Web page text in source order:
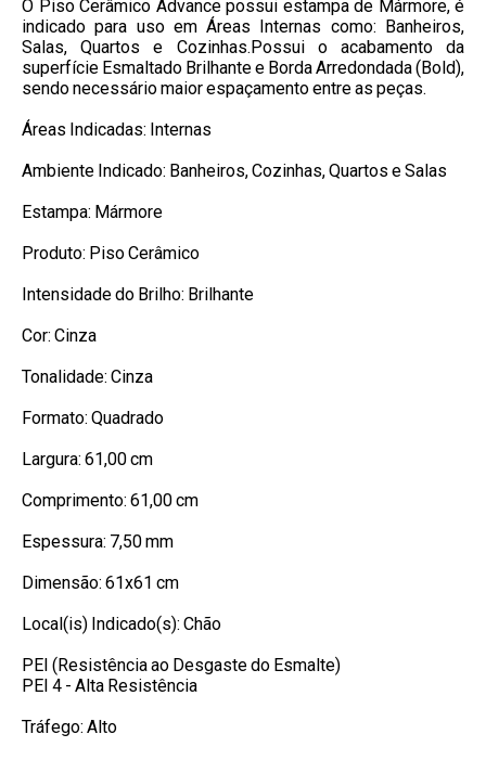
O Piso Cerâmico Advance possui estampa de Mármore, é
indicado para uso em Áreas Internas como: Banheiros,
Salas, Quartos e Cozinhas.Possui o acabamento da
superfície Esmaltado Brilhante e Borda Arredondada (Bold),
sendo necessário maior espaçamento entre as peças.
Áreas Indicadas: Internas
Ambiente Indicado: Banheiros, Cozinhas, Quartos e Salas
Estampa: Mármore
Produto: Piso Cerâmico
Intensidade do Brilho: Brilhante
Cor: Cinza
Tonalidade: Cinza
Formato: Quadrado
Largura: 61,00 cm
Comprimento: 61,00 cm
Espessura: 7,50 mm
Dimensão: 61x61 cm
Local(is) Indicado(s): Chão
PEI (Resistência ao Desgaste do Esmalte)
PEI 4 - Alta Resistência
Tráfego: Alto